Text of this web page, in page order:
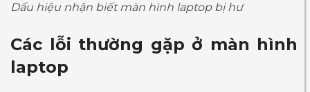
Dấu hiệu nhận biết màn hình laptop bị hư
Các lỗi thường gặp ở màn hình
laptop